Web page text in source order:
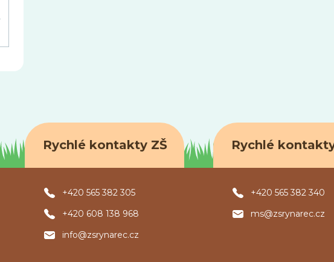
Rychlé kontakty ZŠ
+420 565 382 305
+420 608 138 968
info@zsrynarec.cz
Rychlé
+420 565 382 340
ms@zsrynarec.cz